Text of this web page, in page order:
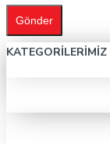
Gönder
KATEGORILERIMIZ